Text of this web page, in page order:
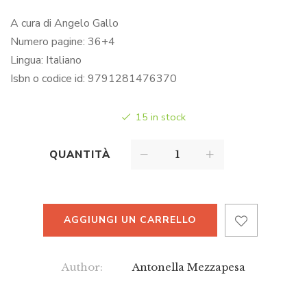
A cura di Angelo Gallo
Numero pagine: 36+4
Lingua: Italiano
Isbn o codice id: 9791281476370
15 in stock
QUANTITÀ
AGGIUNGI UN CARRELLO
Author: Antonella Mezzapesa